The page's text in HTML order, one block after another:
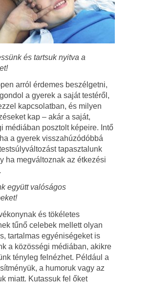
és tartsuk nyitva a
arról érdemes beszélgetni,
a gyerek a saját testéről,
kapcsolatban, és milyen
kap – akár a saját,
médiában posztolt képeire. Intő
a gyerek visszahúzódóbbá
tapasztalunk
ha megváltoznak az étkezési
együtt valóságos
és tökéletes
tűnő celebek mellett olyan
tartalmas egyéniségeket is
a közösségi médiában, akikre
tényleg felnézhet. Például a
a humoruk vagy az
miatt. Kutassuk fel őket